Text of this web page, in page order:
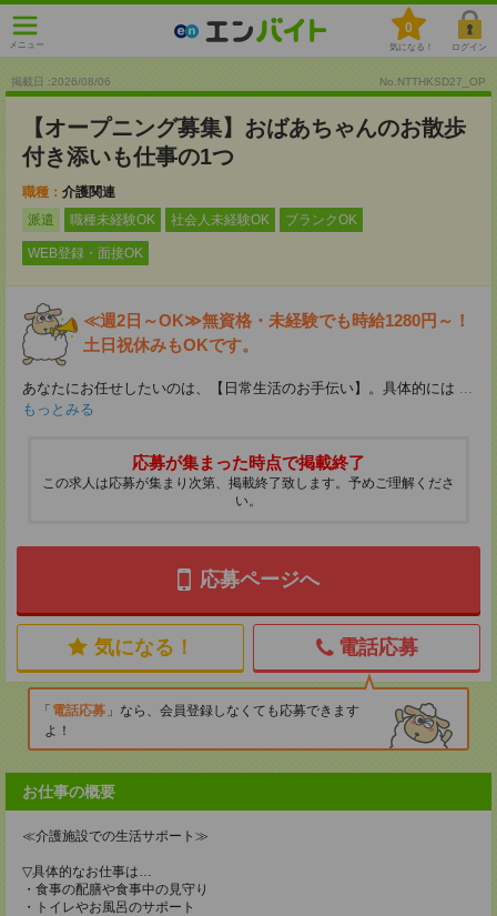
メニュー
0
気になる！ ログイン
掲載日 :2026/08/06 No.NTTHKSD27_OP
【オープニング募集】おばあちゃんのお散歩
付き添いも仕事の1つ
職種： 介護関連
派遣
職種未経験OK 社会人未経験OK ブランクOK
WEB登録・面接OK
≪週2日～OK≫無資格・未経験でも時給1280円～！
土日祝休みもOKです。
あなたにお任せしたいのは、【日常生活のお手伝い】。具体的には ...
もっとみる
応募が集まった時点で掲載終了
この求人は応募が集まり次第、掲載終了致します。予めご理解くださ
い。
応募ページへ
気になる！ 電話応募
電話応募
なら、会員登録しなくても応募できます
よ！
お仕事の概要
≪介護施設での生活サポート≫
▽具体的なお仕事は…
・食事の配膳や食事中の見守り
・トイレやお風呂のサポート